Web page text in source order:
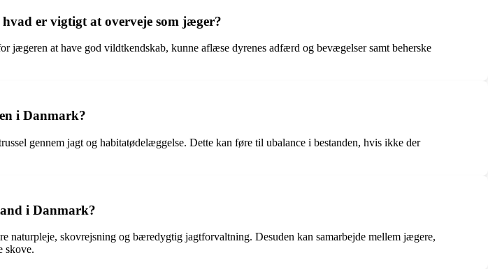
er vigtigt at overveje som jæger?
at have god vildtkendskab, kunne aflæse dyrenes adfærd og bevægelser samt beherske
i Danmark?
gennem jagt og habitatødelæggelse. Dette kan føre til ubalance i bestanden, hvis ikke der
i Danmark?
naturpleje, skovrejsning og bæredygtig jagtforvaltning. Desuden kan samarbejde mellem jægere,
skove.